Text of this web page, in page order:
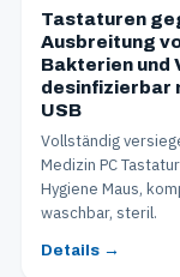
Tastaturen
Ausbreitung
Bakterien und
desinfizierbar
USB
Vollständig
Medizin PC
Hygiene Maus,
waschbar, steril.
Details →